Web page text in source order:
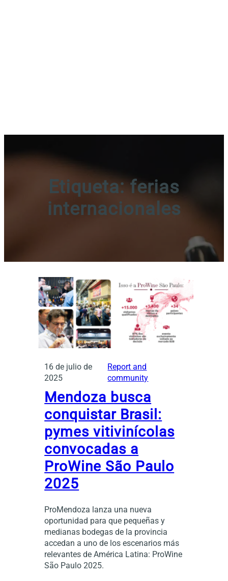
Etiqueta:ferias
internacionales
16 de julio de
2025
Report and
community
Mendoza busca
conquistar Brasil:
pymes vitivinícolas
convocadas a
ProWine São Paulo
2025
ProMendoza lanza una nueva
oportunidad para que pequeñas y
medianas bodegas de la provincia
accedan a uno de los escenarios más
relevantes de América Latina: ProWine
São Paulo 2025.